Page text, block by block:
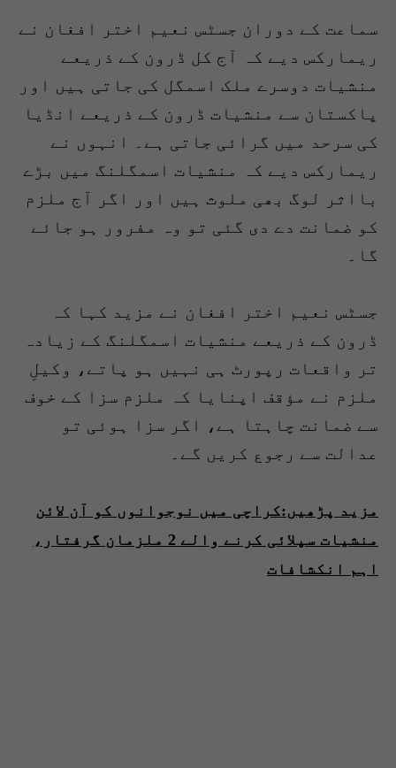
سماعت کے دوران جسٹس نعیم اختر افغان نے
ریمارکس دیے کہ آج کل ڈرون کے ذریعے
منشیات دوسرے ملک اسمگل کی جاتی ہیں اور
پاکستان سے منشیات ڈرون کے ذریعے انڈیا
کی سرحد میں گرائی جاتی ہے۔ انہوں نے
ریمارکس دیے کہ منشیات اسمگلنگ میں بڑے
بااثر لوگ بھی ملوث ہیں اور اگر آج ملزم
کو ضمانت دے دی گئی تو وہ مفرور ہو جائے
گا۔
جسٹس نعیم اختر افغان نے مزید کہا کہ
ڈرون کے ذریعے منشیات اسمگلنگ کے زیادہ
تر واقعات رپورٹ ہی نہیں ہو پاتے، وکیلِ
ملزم نے مؤقف اپنایا کہ ملزم سزا کے خوف
سے ضمانت چاہتا ہے، اگر سزا ہوئی تو
عدالت سے رجوع کریں گے۔
مزید پڑھیں:کراچی میں نوجوانوں کو آن لائن
منشیات سپلائی کرنے والے 2 ملزمان گرفتار،
اہم انکشافات